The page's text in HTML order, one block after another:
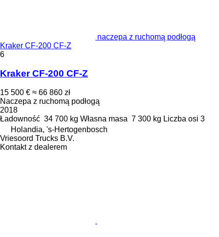
naczepa z ruchomą podłogą
Kraker CF-200 CF-Z
6
Kraker CF-200 CF-Z
15 500 € ≈ 66 860 zł
Naczepa z ruchomą podłogą
2018
Ładowność 34 700 kg Własna masa 7 300 kg Liczba osi 3
Holandia, 's-Hertogenbosch
Vriesoord Trucks B.V.
Kontakt z dealerem